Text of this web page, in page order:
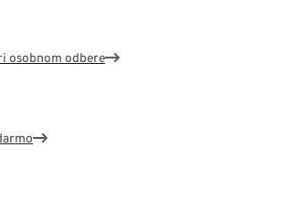
osobnom odbere